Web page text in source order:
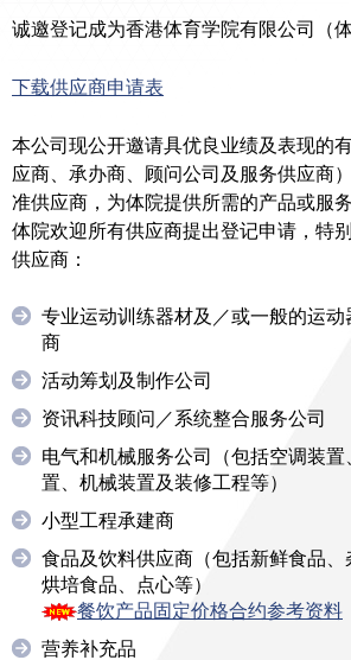
诚邀登记成为香港体育学院有限公司（
下载供应商申请表
本公司现公开邀请具优良业绩及表现的
应商、承办商、顾问公司及服务供应商
准供应商，为体院提供所需的产品或服
体院欢迎所有供应商提出登记申请，特
供应商：
专业运动训练器材及／或一般的运
商
活动筹划及制作公司
资讯科技顾问／系统整合服务公司
电气和机械服务公司（包括空调装
置、机械装置及装修工程等）
小型工程承建商
食品及饮料供应商（包括新鲜食品、
烘培食品、点心等）
餐饮产品固定价格合约参考资料
营养补充品